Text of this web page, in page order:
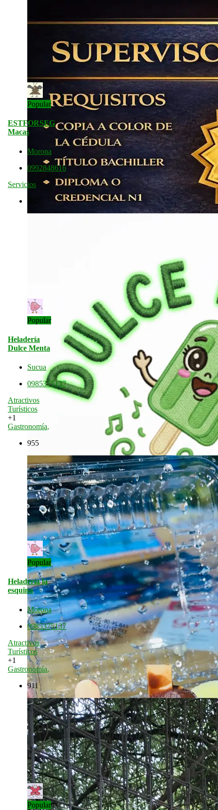
Popular
ESTFORSEG
Macas
Morona
0992848616
Servicios
Popular
Heladería
Dulce Menta
Sucua
0985375137
Atractivos
Turísticos
+1
Gastronomía,
955
Popular
Heladería la
esquina
Morona
0985375137
Atractivos
Turísticos
+1
Gastronomía,
911
Popular